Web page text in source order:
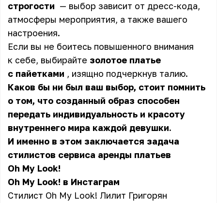
строгости — выбор зависит от дресс-кода,
атмосферы мероприятия, а также вашего
настроения.
Если вы не боитесь повышенного внимания
к себе, выбирайте золотое платье
с пайетками , изящно подчеркнув талию.
Каков бы ни был ваш выбор, стоит помнить
о том, что созданный образ способен
передать индивидуальность и красоту
внутреннего мира каждой девушки.
И именно в этом заключается задача
стилистов сервиса аренды платьев
Oh My Look!
Oh My Look! в Инстаграм
Стилист Oh My Look! Лилит Григорян